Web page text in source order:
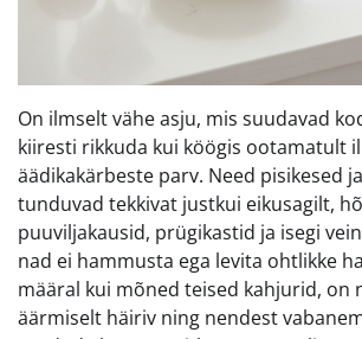
On ilmselt vähe asju, mis suudavad
kiiresti rikkuda kui köögis ootamatult
äädikakärbeste parv. Need pisikesed
tunduvad tekkivat justkui eikusagilt,
puuviljakausid, prügikastid ja isegi
nad ei hammusta ega levita ohtlikke
määral kui mõned teised kahjurid, on
äärmiselt häiriv ning nendest